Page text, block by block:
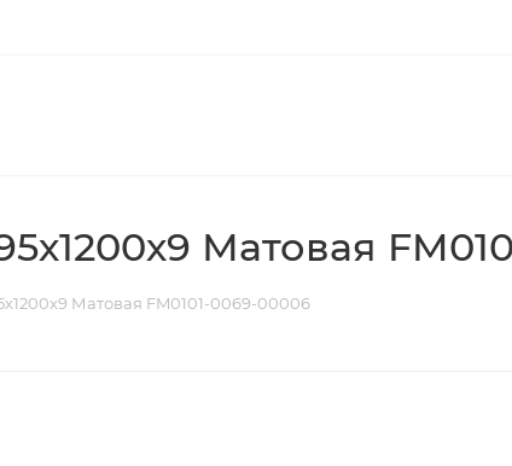
Матовая
Матовая FM0101-0069-00006